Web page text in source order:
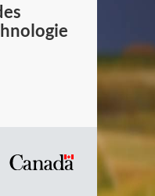
Symbole